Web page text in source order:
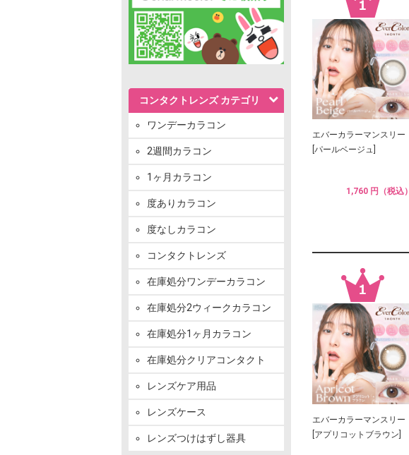
コンタクトレンズ カテゴリ
ワンデーカラコン
2週間カラコン
1ヶ月カラコン
度ありカラコン
度なしカラコン
コンタクトレンズ
在庫処分ワンデーカラコン
在庫処分2ウィークカラコン
在庫処分1ヶ月カラコン
在庫処分クリアコンタクト
レンズケア用品
レンズケース
レンズつけはずし器具
エバーカラーマンスリー
[パールベージュ]
1,760 円（税込）
エバーカラーマンスリー
[アプリコットブラウン]